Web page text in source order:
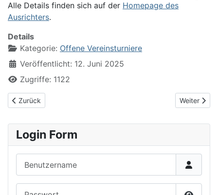
Alle Details finden sich auf der Homepage des
Ausrichters.
Details
Kategorie: Offene Vereinsturniere
Veröffentlicht: 12. Juni 2025
Zugriffe: 1122
Vorheriger Beitrag: Schnellschachcup der SF Köln-Mülheim
Zurück Nächster
Weiter
Login Form